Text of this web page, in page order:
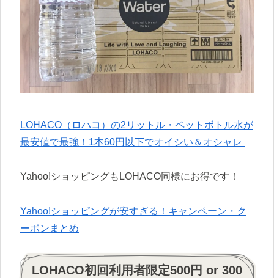
LOHACO（ロハコ）の2リットル・ペットボトル水が
最安値で最強！1本60円以下でオイシい＆オシャレ
Yahoo!ショッピングもLOHACO同様にお得です！
Yahoo!ショッピングが安すぎる！キャンペーン・ク
ーポンまとめ
LOHACO初回利用者限定500円 or 300